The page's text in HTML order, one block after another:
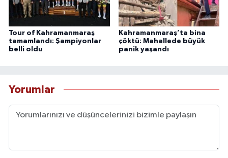
Tour of Kahramanmaraş
tamamlandı: Şampiyonlar
belli oldu
Kahramanmaraş’ta bina
çöktü: Mahallede büyük
panik yaşandı
Yorumlar